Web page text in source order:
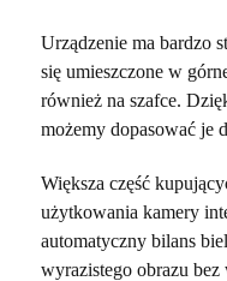
Urządzenie ma bardzo
się umieszczone w
również na szafce.
możemy dopasować je
Większa część
użytkowania kamery
automatyczny bilans
wyrazistego obrazu